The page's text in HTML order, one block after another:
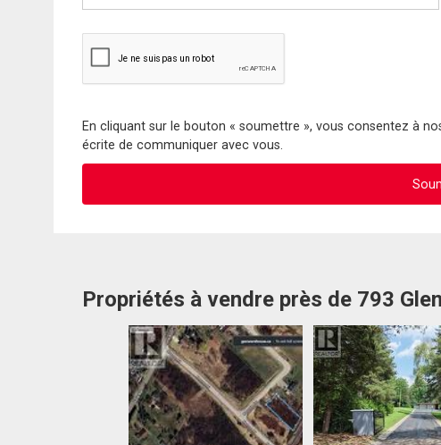
En cliquant sur le bouton « soumettre », vous consentez à
écrite de communiquer avec vous.
Propriétés à vendre près de 793